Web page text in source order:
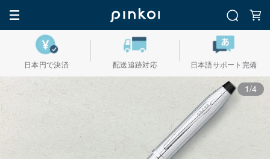
日本円で決済 配送追跡対応 日本語サポート完備
1/4